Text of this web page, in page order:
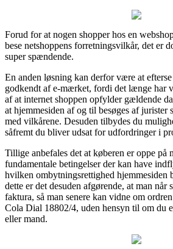
Forud for at nogen shopper hos en
bese netshoppens forretningsvilkår, det er
super spændende.
En anden løsning kan derfor være at
godkendt af e-mærket, fordi det længe har
af at internet shoppen opfylder gældende
at hjemmesiden af og til besøges af jurister
med vilkårene. Desuden tilbydes du
såfremt du bliver udsat for udfordringer i
Tillige anbefales det at køberen er oppe
fundamentale betingelser der kan have
hvilken ombytningsrettighed hjemmesiden
dette er det desuden afgørende, at man når
faktura, så man senere kan vidne om
Cola Dial 18802/4, uden hensyn til om du
eller mand.